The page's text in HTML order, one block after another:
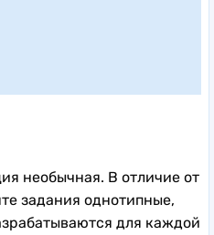
необычная. В отличие от
задания однотипные,
для каждой